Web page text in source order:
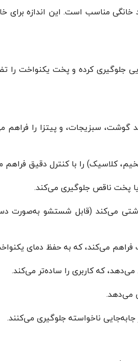
پیتزاهای استاندارد خانگی مناسب است. این
کرده و پخت یکنواخت را
گوشت، سبزیجات، و پیتزا را فراهم
کلاسیک) را با کنترل دقیق فراهم
پخت ناقص جلوگیری می‌کند.
می‌کند (قابل شستشو به‌صورت
فراهم می‌کند، که به حفظ دمای
می‌دهد.
ناخواسته جلوگیری می‌کنند.